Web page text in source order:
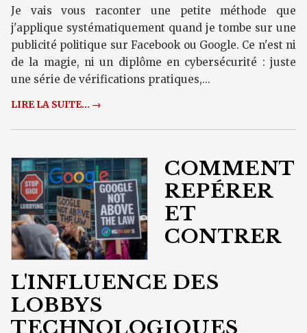
Je vais vous raconter une petite méthode que
j'applique systématiquement quand je tombe sur une
publicité politique sur Facebook ou Google. Ce n'est ni
de la magie, ni un diplôme en cybersécurité : juste
une série de vérifications pratiques,...
LIRE LA SUITE... →
COMMENT
REPÉRER
ET
CONTRER
L'INFLUENCE DES
LOBBYS
TECHNOLOGIQUES